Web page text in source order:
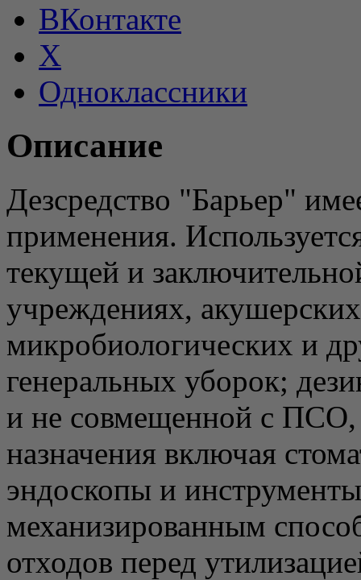
ВКонтакте
X
Одноклассники
Описание
Дезсредство "Барьер"
применения.
текущей и
учреждениях,
микробиологических и
генеральных уборок;
и не совмещенной с ПСО,
назначения включая
эндоскопы и
механизированным
отходов перед